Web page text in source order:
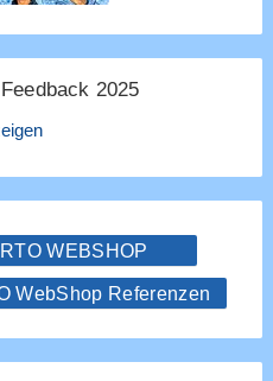
2025
WEBSHOP
WebShop Referenzen